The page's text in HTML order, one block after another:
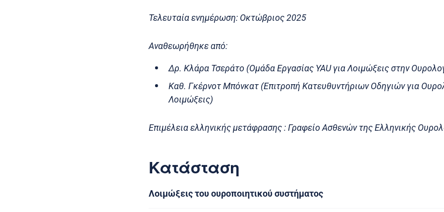
Τελευταία ενημέρωση: Οκτώβριος 2025
Αναθεωρήθηκε από:
Δρ. Κλάρα Τσεράτο (Ομάδα Εργασίας YAU για Λοιμώξεις στην
Καθ. Γκέρνοτ Μπόνκατ (Επιτροπή Κατευθυντήριων Οδηγιών για
Λοιμώξεις)
Επιμέλεια ελληνικής μετάφρασης : Γραφείο Ασθενών της Ελληνικής
Κατάσταση
Λοιμώξεις του ουροποιητικού συστήματος